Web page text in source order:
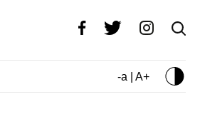
-a | A+